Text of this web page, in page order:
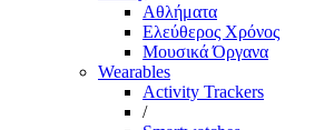
Αθλήματα
Ελεύθερος Χρόνος
Μουσικά Όργανα
Wearables
Activity Trackers
/